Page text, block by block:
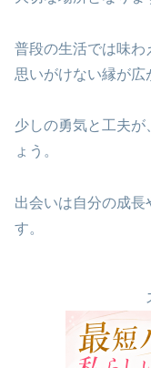
普段の生活では味わ
思いがけない縁が広
少しの勇気と工夫が
ょう。
出会いは自分の成長
す。